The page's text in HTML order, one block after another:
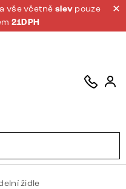
vše včetněslev pouze
21DPH
židle